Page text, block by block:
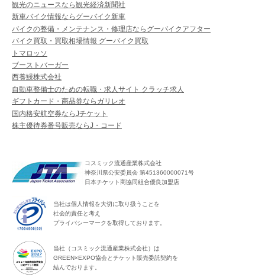
観光のニュースなら観光経済新聞社
新車バイク情報ならグーバイク新車
バイクの整備・メンテナンス・修理店ならグーバイクアフター
バイク買取・買取相場情報 グーバイク買取
トマロッソ
ブーストバーガー
西養鰻株式会社
自動車整備士のための転職・求人サイト クラッチ求人
ギフトカード・商品券ならガリレオ
国内格安航空券ならJチケット
株主優待券番号販売ならJ・コード
コスミック流通産業株式会社
神奈川県公安委員会 第451360000071号
日本チケット商協同組合優良加盟店
当社は個人情報を大切に取り扱うことを
社会的責任と考え
プライバシーマークを取得しております。
当社（コスミック流通産業株式会社）は
GREEN×EXPO協会とチケット販売委託契約を
結んでおります。